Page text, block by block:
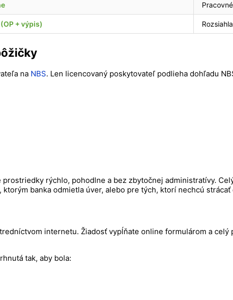
+ výpis)
na NBS. Len licencovaný poskytovateľ podlieha dohľadu
rýchlo, pohodlne a bez zbytočnej administratívy.
banka odmietla úver, alebo pre tých, ktorí nechcú
internetu. Žiadosť vypĺňate online formulárom a
tak, aby bola: